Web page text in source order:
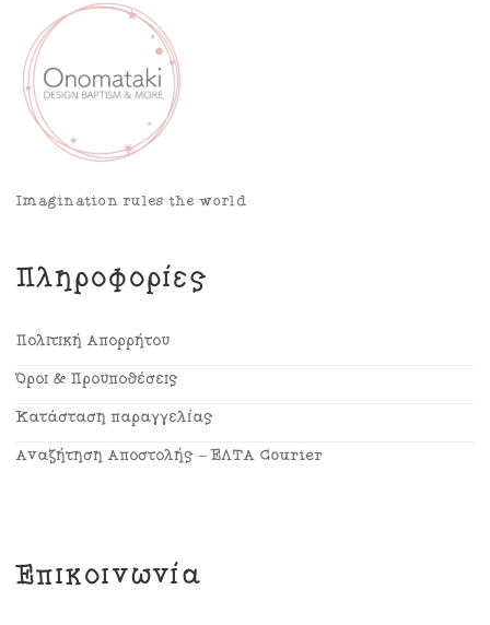
Imagination rules the world
Πληροφορίες
Πολιτική Απορρήτου
Όροι & Προϋποθέσεις
Κατάσταση παραγγελίας
Αναζήτηση Αποστολής – ΕΛΤΑ Courier
Επικοινωνία